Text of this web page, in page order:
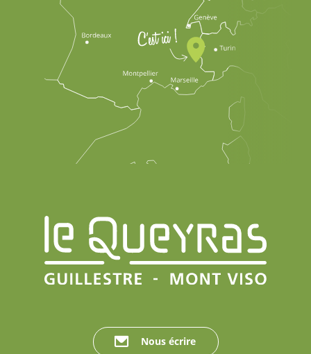
Nous écrire